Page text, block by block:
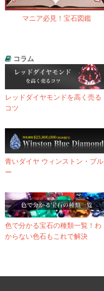
マニア必見！宝石図鑑
コラム
レッドダイヤモンドを高く売る
コツ
青いダイヤ ウィンストン・ブル
ー
色で分かる宝石の種類一覧！わ
からない色石もこれで解決